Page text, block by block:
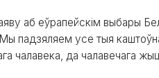
аб еўрапейскім выбары
падзяляем усе тыя
чалавека, да чалавечага